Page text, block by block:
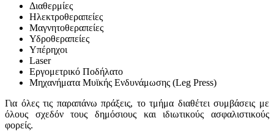
Διαθερμίες
Ηλεκτροθεραπείες
Μαγνητοθεραπείες
Υδροθεραπείες
Υπέρηχοι
Laser
Εργομετρικό Ποδήλατο
Μηχανήματα Μυϊκής Ενδυνάμωσης (Leg Press)
Για όλες τις παραπάνω πράξεις, το τμήμα διαθέτει συμβάσεις με
όλους σχεδόν τους δημόσιους και ιδιωτικούς ασφαλιστικούς
φορείς.